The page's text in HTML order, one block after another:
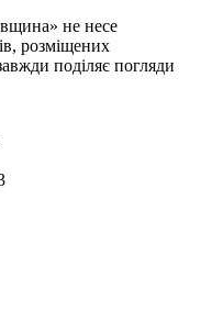
не несе
розміщених
поділяє погляди